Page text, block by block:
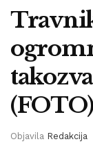
(FOTO)
Objavila Redakcija